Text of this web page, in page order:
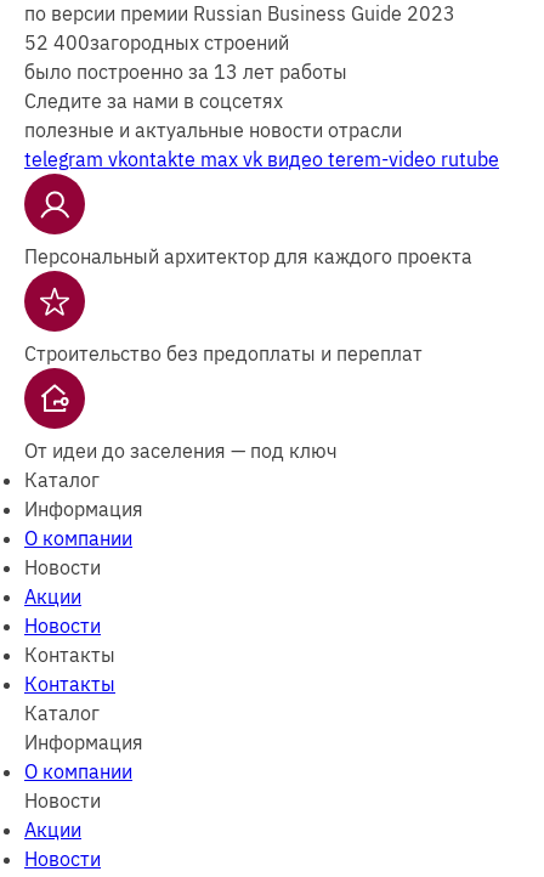
по версии премии Russian Business Guide 2023
52 400загородных строений
было построенно за 13 лет работы
Следите за нами в соцсетях
полезные и актуальные новости отрасли
telegram vkontakte max vk видео terem-video rutube
Персональный архитектор для каждого проекта
Строительство без предоплаты и переплат
От идеи до заселения — под ключ
Каталог
Информация
О компании
Новости
Акции
Новости
Контакты
Контакты
Каталог
Информация
О компании
Новости
Акции
Новости